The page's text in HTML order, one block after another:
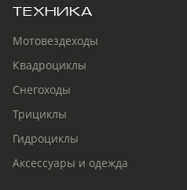
ТЕХНИКА
Мотовездеходы
Квадроциклы
Снегоходы
Трициклы
Гидроциклы
Аксессуары и одежда